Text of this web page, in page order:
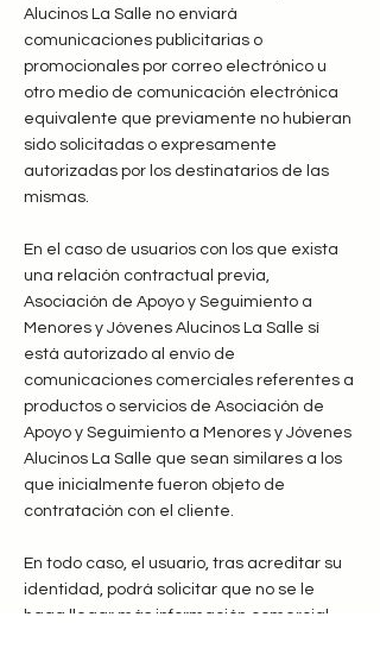
Alucinos La Salle no enviará
comunicaciones publicitarias o
promocionales por correo electrónico u
otro medio de comunicación electrónica
equivalente que previamente no hubieran
sido solicitadas o expresamente
autorizadas por los destinatarios de las
mismas.
En el caso de usuarios con los que exista
una relación contractual previa,
Asociación de Apoyo y Seguimiento a
Menores y Jóvenes Alucinos La Salle sí
está autorizado al envío de
comunicaciones comerciales referentes a
productos o servicios de Asociación de
Apoyo y Seguimiento a Menores y Jóvenes
Alucinos La Salle que sean similares a los
que inicialmente fueron objeto de
contratación con el cliente.
En todo caso, el usuario, tras acreditar su
identidad, podrá solicitar que no se le
haga llegar más información comercial